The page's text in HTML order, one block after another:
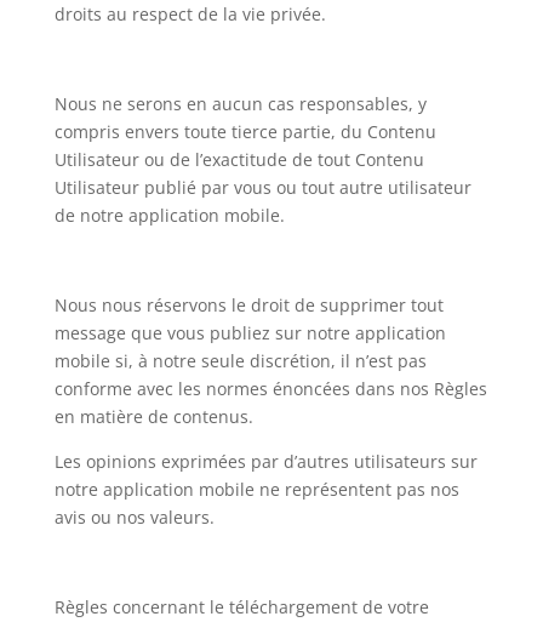
droits au respect de la vie privée.
Nous ne serons en aucun cas responsables, y
compris envers toute tierce partie, du Contenu
Utilisateur ou de l’exactitude de tout Contenu
Utilisateur publié par vous ou tout autre utilisateur
de notre application mobile.
Nous nous réservons le droit de supprimer tout
message que vous publiez sur notre application
mobile si, à notre seule discrétion, il n’est pas
conforme avec les normes énoncées dans nos Règles
en matière de contenus.
Les opinions exprimées par d’autres utilisateurs sur
notre application mobile ne représentent pas nos
avis ou nos valeurs.
Règles concernant le téléchargement de votre